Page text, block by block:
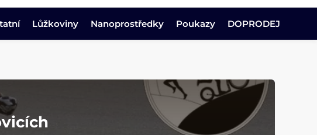
Lůžkoviny Nanoprostředky Poukazy DOPRODEJ